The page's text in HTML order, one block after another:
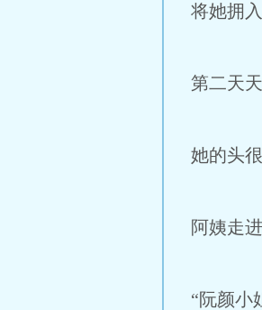
将她拥
第二天
她的头
阿姨走
“阮颜小